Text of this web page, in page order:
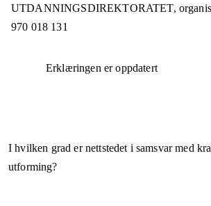
UTDANNINGSDIREKTORATET,
970 018 131
Erklæringen er oppdatert
I hvilken grad er nettstedet i samsvar med
utforming?